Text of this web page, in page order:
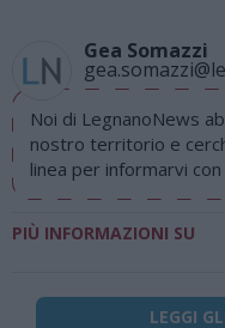
Gea Somazzi
Noi di LegnanoNews
nostro territorio e
linea per informarvi
PIÙ INFORMAZIONI SU
LEGGI